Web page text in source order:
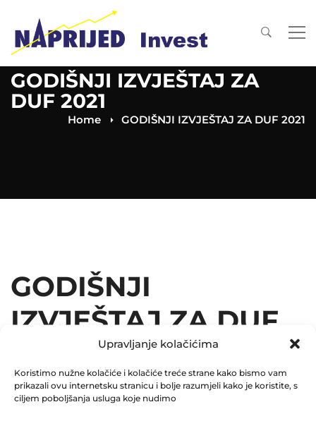
Upravljanje kolačićima
Koristimo nužne kolačiće i kolačiće treće strane kako bismo vam
prikazali ovu internetsku stranicu i bolje razumjeli kako je koristite, s
ciljem poboljšanja usluga koje nudimo
GODIŠNJI IZVJEŠTAJ ZA
DUF 2021
Home GODIŠNJI IZVJEŠTAJ ZA DUF 2021
GODIŠNJI
IZVJEŠTAJ ZA DUF
April 14, 2022
0 Comments